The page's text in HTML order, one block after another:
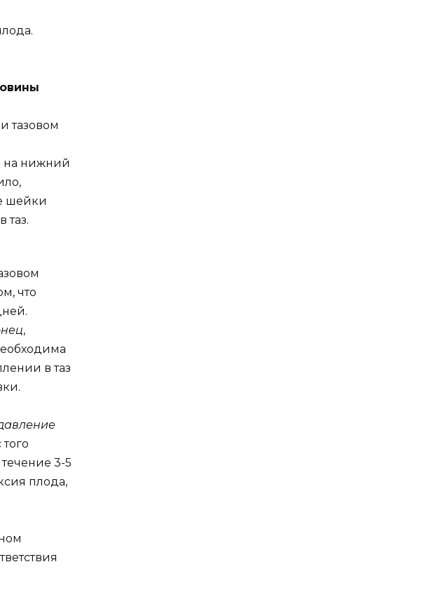
тазовом
на нижний
шейки
таз.
что
,
в таз
3-5
плода,